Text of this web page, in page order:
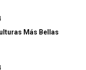
Más Bellas